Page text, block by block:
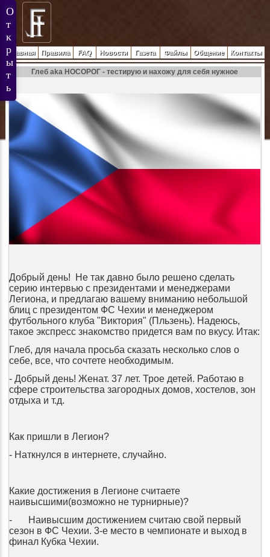
Главная Правила FAQ Новости Газета Файлы Общение Контакты
Глеб aka НОСОРОГ - тестирую и нахожу для себя нужное
Добрый день! Не так давно было решено сделать
серию интервью с президентами и менеджерами
Легиона, и предлагаю вашему вниманию небольшой
блиц с президентом ФС Чехии и менеджером
футбольного клуба "Виктория" (Пльзень). Надеюсь,
такое экспресс знакомство придется вам по вкусу. Итак:
Глеб, для начала просьба сказать несколько слов о
себе, все, что сочтете необходимым.
- Добрый день! Женат. 37 лет. Трое детей. Работаю в
сфере строительства загородных домов, хостелов, зон
отдыха и т.д.
Как пришли в Легион?
- Наткнулcя в интернете, случайно.
Какие достижения в Легионе считаете
наивысшими(возможно не турнирные)?
-
Наивысшим достижением считаю свой первый
сезон в ФС Чехии. 3-е место в чемпионате и выход в
финал Кубка Чехии.